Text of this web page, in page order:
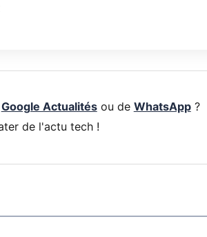
Google Actualitésou de WhatsApp?
de l'actu tech !